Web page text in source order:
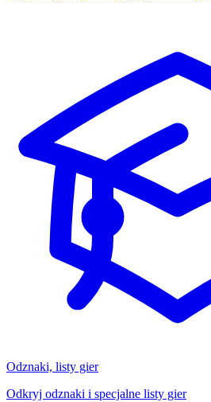
Odznaki, listy gier
Odkryj odznaki i specjalne listy gier